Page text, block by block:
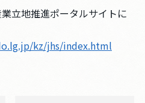
立地推進ポータルサイトに
kz/jhs/index.html